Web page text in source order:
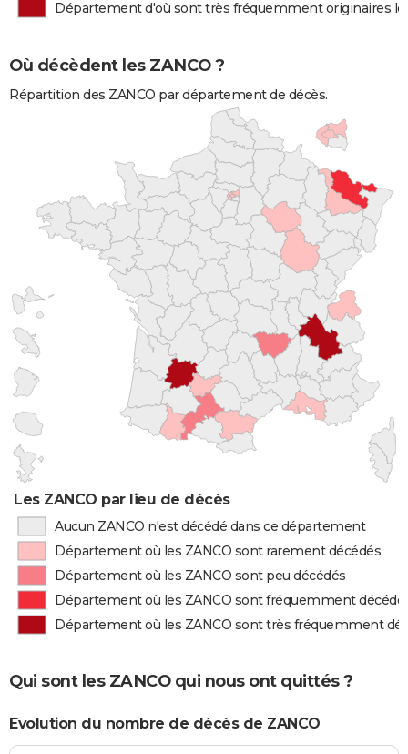
Département d'où sont très fréquemment originaires
Où décèdent les ZANCO ?
Répartition des ZANCO par département de décès.
Les ZANCO par lieu de décès
Aucun ZANCO n'est décédé dans ce département
Département où les ZANCO sont rarement décédés
Département où les ZANCO sont peu décédés
Département où les ZANCO sont fréquemment
Département où les ZANCO sont très fréquemment
Qui sont les ZANCO qui nous ont quittés ?
Evolution du nombre de décès de ZANCO